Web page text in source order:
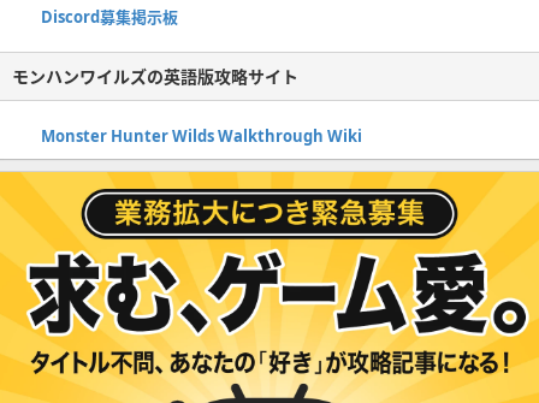
Discord募集掲示板
モンハンワイルズの英語版攻略サイト
Monster Hunter Wilds Walkthrough Wiki